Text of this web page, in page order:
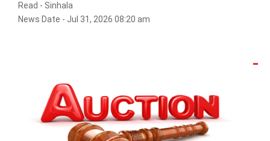
Read - Sinhala
News Date - Jul 31, 2026 08:20 am